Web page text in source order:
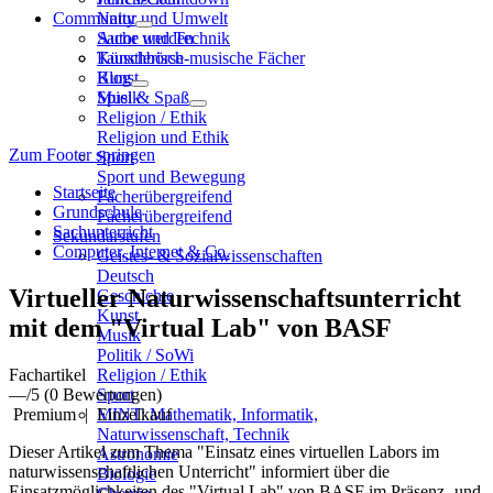
Natur und Umwelt
Sache und Technik
Künstlerisch-musische Fächer
Kunst
Musik
Religion / Ethik
Religion und Ethik
Sport
Sport und Bewegung
Fächerübergreifend
Fächerübergreifend
Sekundarstufen
Geistes- & Sozialwissenschaften
Deutsch
Geschichte
Kunst
Musik
Politik / SoWi
Religion / Ethik
Sport
MINT: Mathematik, Informatik,
Naturwissenschaft, Technik
Astronomie
Biologie
Community
Autor werden
Tauschbörse
Blog
Spiel & Spaß
Zum Footer springen
Startseite
Grundschule
Sachunterricht
Computer, Internet & Co.
Virtueller Naturwissenschaftsunterricht
mit dem "Virtual Lab" von BASF
Fachartikel
—/5 (0 Bewertungen)
Premium| Einzelkauf
Dieser Artikel zum Thema "Einsatz eines virtuellen Labors im
naturwissenschaftlichen Unterricht" informiert über die